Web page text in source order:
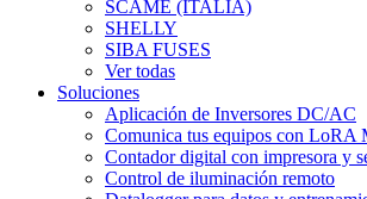
SCAME (ITALIA)
SHELLY
SIBA FUSES
Ver todas
Soluciones
Aplicación de Inversores DC/AC
Comunica tus equipos con LoRA
Contador digital con impresora y
Control de iluminación remoto